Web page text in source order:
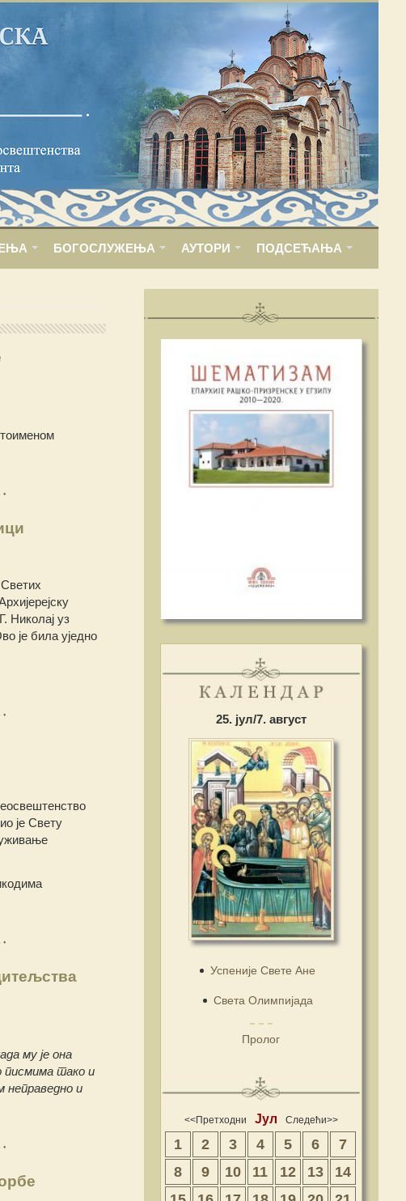
БОГОСЛУЖЕЊА АУТОРИ ПОДСЕЋАЊА
Николај уз
је била уједно
је Свету
му је она
писмима тако и
неправедно и
25. јул/7. август
Успеније Свете Ане
Света Олимпијада
Пролог
<<Претходни Јул Следећи>>
1 2 3 4 5 6
7
8
9 10 11 12 13
14